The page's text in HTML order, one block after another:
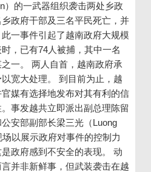
）的一武器组织袭击两处乡政
政府干部及三名平民死亡，并
一事件引起了越南政府大规模
，已有74人被捕，其中一名
一。 两人自首，越南政府承
宽大处理。 到目前为止，越
媒有选择地发布对其有利的信
事发越共立即派出副总理陈留
安部副部长梁三光（Luong
以展示政府对事件的控制力
政府感到不安全的表现。 动
并非新鲜事，但武装袭击在越